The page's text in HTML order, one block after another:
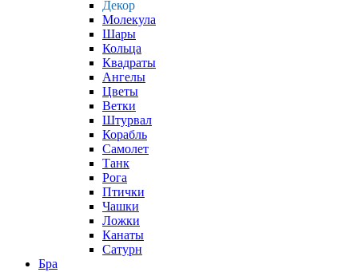
Декор
Молекула
Шары
Кольца
Квадраты
Ангелы
Цветы
Ветки
Штурвал
Корабль
Самолет
Танк
Рога
Птички
Чашки
Ложки
Канаты
Сатурн
Бра